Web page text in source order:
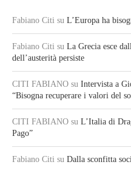
Fabiano Citi su L’Europa ha
Fabiano Citi su La Grecia esce
dell’austerità persiste
CITI FABIANO su Intervista a
“Bisogna recuperare i valori del
CITI FABIANO su L’Italia di
Pago”
Fabiano Citi su Dalla sconfitta